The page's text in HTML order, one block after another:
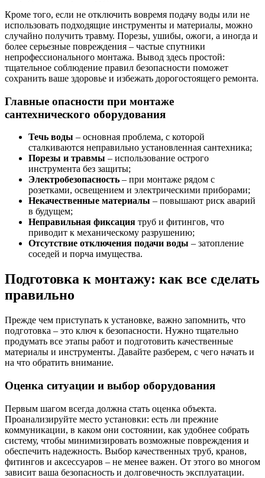
Кроме того, если не отключить вовремя подачу воды или не
использовать подходящие инструменты и материалы, можно
случайно получить травму. Порезы, ушибы, ожоги, а иногда и
более серьезные повреждения – частые спутники
непрофессионального монтажа. Вывод здесь простой:
тщательное соблюдение правил безопасности поможет
сохранить ваше здоровье и избежать дорогостоящего ремонта.
Главные опасности при монтаже
сантехнического оборудования
Течь воды – основная проблема, с которой
сталкиваются неправильно установленная сантехника;
Порезы и травмы – использование острого
инструмента без защиты;
Электробезопасность – при монтаже рядом с
розетками, освещением и электрическими приборами;
Некачественные материалы – повышают риск аварий
в будущем;
Неправильная фиксация труб и фитингов, что
приводит к механическому разрушению;
Отсутствие отключения подачи воды – затопление
соседей и порча имущества.
Подготовка к монтажу: как все сделать
правильно
Прежде чем приступать к установке, важно запомнить, что
подготовка – это ключ к безопасности. Нужно тщательно
продумать все этапы работ и подготовить качественные
материалы и инструменты. Давайте разберем, с чего начать и
на что обратить внимание.
Оценка ситуации и выбор оборудования
Первым шагом всегда должна стать оценка объекта.
Проанализируйте место установки: есть ли прежние
коммуникации, в каком они состоянии, как удобнее собрать
систему, чтобы минимизировать возможные повреждения и
обеспечить надежность. Выбор качественных труб, кранов,
фитингов и аксессуаров – не менее важен. От этого во многом
зависит ваша безопасность и долговечность эксплуатации.